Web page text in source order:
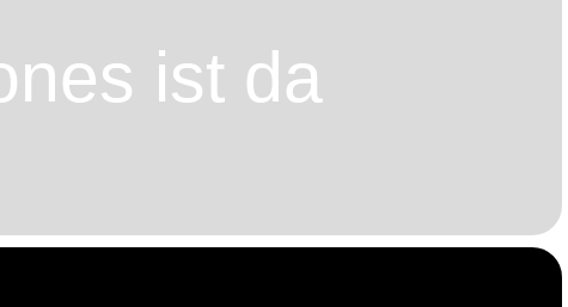
ist da